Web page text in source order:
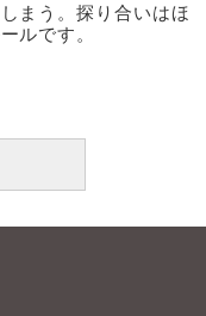
まう。探り合いはほ
ルです。